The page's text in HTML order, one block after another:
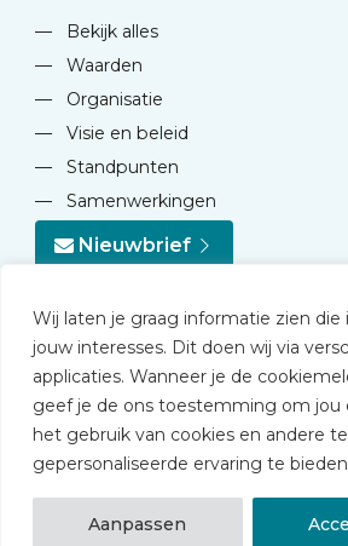
Wij laten je graag informatie zien
jouw interesses. Dit doen wij via
applicaties. Wanneer je de
geef je de ons toestemming om jou
het gebruik van cookies en andere
gepersonaliseerde ervaring te
Aanpassen
—
Bekijk alles
—
Waarden
—
Organisatie
—
Visie en beleid
—
Standpunten
—
Samenwerkingen
Nieuwbrief
© 2026 NVD
Privacy statement
Disclaimer